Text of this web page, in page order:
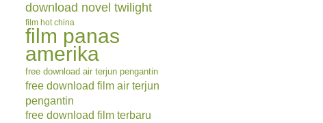
download novel twilight
film hot china
film panas
amerika
free download air terjun pengantin
free download film air terjun
pengantin
free download film terbaru